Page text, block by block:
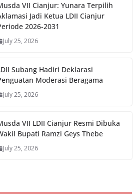
VII Cianjur: Yunara Terpilih
Jadi Ketua LDII Cianjur
2026-2031
July 25, 2026
Subang Hadiri Deklarasi
Moderasi Beragama
July 25, 2026
VII LDII Cianjur Resmi Dibuka
Bupati Ramzi Geys Thebe
July 25, 2026